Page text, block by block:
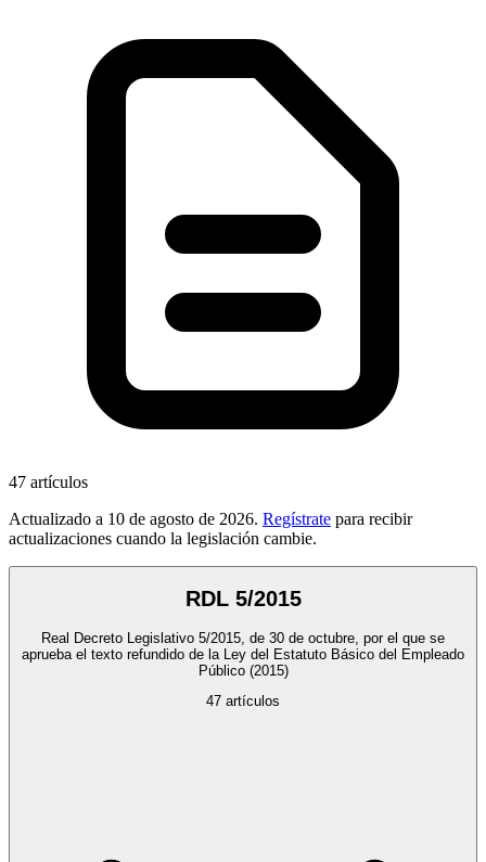
47 artículos
Actualizado a 10 de agosto de 2026. Regístrate para recibir
actualizaciones cuando la legislación cambie.
RDL 5/2015
Real Decreto Legislativo 5/2015, de 30 de octubre, por el que se
aprueba el texto refundido de la Ley del Estatuto Básico del Empleado
Público (2015)
47 artículos